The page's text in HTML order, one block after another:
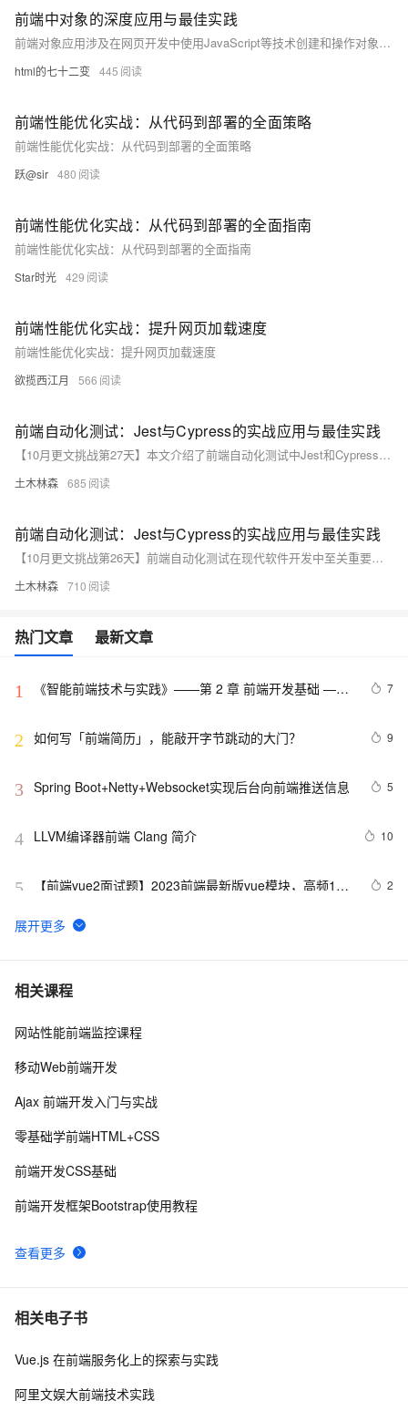
前端中对象的深度应用与最佳实践
前端对象应用涉及在网页开发中使用JavaScript等技术创建和操作对象，以实现动态交互效果。通过定义属性和方法，对象可以封装数据和功能，提升代码的组织性和复用性，是现代Web开发的核心技术之一。
html的七十二变 445
前端性能优化实战：从代码到部署的全面策略
前端性能优化实战：从代码到部署的全面策略
跃@sir 480
前端性能优化实战：从代码到部署的全面指南
前端性能优化实战：从代码到部署的全面指南
Star时光 429
前端性能优化实战：提升网页加载速度
前端性能优化实战：提升网页加载速度
欲揽西江月 566
前端自动化测试：Jest与Cypress的实战应用与最佳实践
【10月更文挑战第27天】本文介绍了前端自动化测试中Jest和Cypress的实战应用与最佳实践。Jest适合React应用的单元测试和快照测试，Cypress则擅长端到端测试，模拟用户交互。通过结合使用这两种工具，可以有效提升代码质量和开发效率。最佳实践包括单元测试与集成测试结合、快照测试、并行执行、代码覆盖率分析、测试环境管理和测试数据管理。
土木林森 685
前端自动化测试：Jest与Cypress的实战应用与最佳实践
【10月更文挑战第26天】前端自动化测试在现代软件开发中至关重要，Jest和Cypress分别是单元测试和端到端测试的流行工具。本文通过解答一系列问题，介绍Jest与Cypress的实战应用与最佳实践，帮助开发者提高测试效率和代码质量。
土木林森 710
热门文章 最新文章
1
《智能前端技术与实践》——第 2 章 前端开发基础 ——
7
2 如何写「前端简历」，能敲开字节跳动的大门？ 9
3 Spring Boot+Netty+Websocket实现后台向前端推送信息 5
4 LLVM编译器前端 Clang 简介 10
5
【前端vue2面试题】2023前端最新版vue模块，高频17
2
6 前端可观测性的宣讲-1022
7 2022 前端包管理方案-pnpm 和 corepack
8 而桌面app向来是web前端开发开发人员下意识的避开方
10前端组件之Bootstrap与Ant design of Vue
相关课程
查看更多
网站性能前端监控课程
移动Web前端开发
Ajax 前端开发入门与实战
零基础学前端HTML+CSS
前端开发CSS基础
前端开发框架Bootstrap使用教程
相关电子书
Vue.js 在前端服务化上的探索与实践
阿里文娱大前端技术实践